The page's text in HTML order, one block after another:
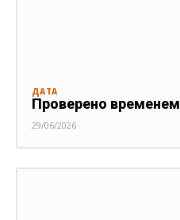
ДАТА
Проверено временем
29/06/2026